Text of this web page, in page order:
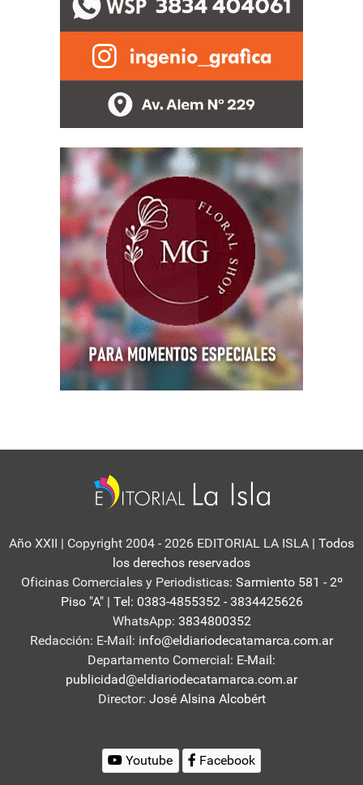
Año XXII | Copyright 2004 - 2026 EDITORIAL LA ISLA | Todos
los derechos reservados
Oficinas Comerciales y Periodisticas: Sarmiento 581 - 2º
Piso "A" | Tel: 0383-4855352 - 3834425626
WhatsApp: 3834800352
Redacción: E-Mail: info@eldiariodecatamarca.com.ar
Departamento Comercial: E-Mail:
publicidad@eldiariodecatamarca.com.ar
Director: José Alsina Alcobért
Youtube Facebook